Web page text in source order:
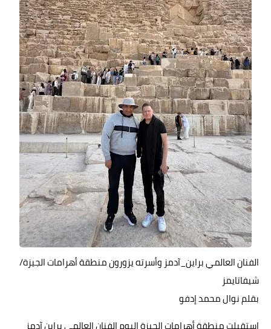
الفنان العالمي براين_آدمز وأسرته يزورون منطقة أهرامات الجيزة/
شيفاتايمز
بقلم نوال محمد إدفو